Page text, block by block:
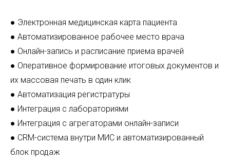
● Электронная медицинская карта пациента
● Автоматизированное рабочее место врача
● Онлайн-запись и расписание приема врачей
● Оперативное формирование итоговых документов и
их массовая печать в один клик
● Автоматизация регистратуры
● Интеграция с лабораториями
● Интеграция с агрегаторами онлайн-записи
● CRM-система внутри МИС и автоматизированный
блок продаж